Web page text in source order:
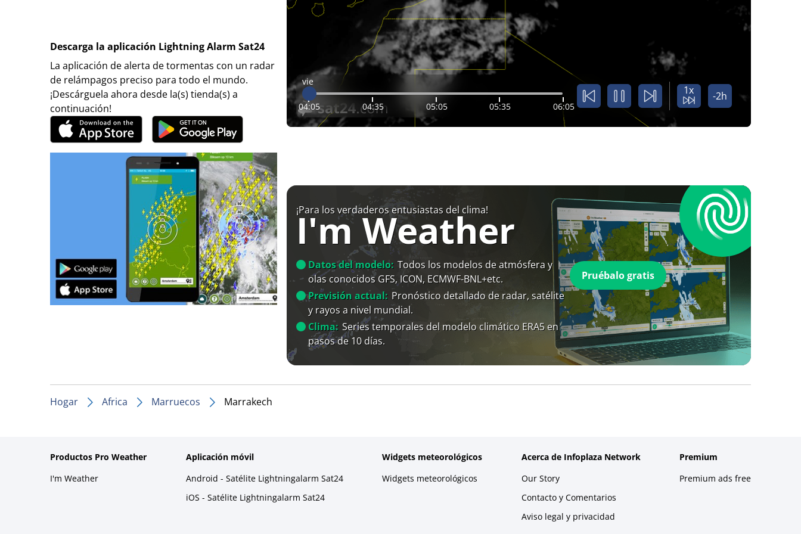
Descarga la aplicación Lightning Alarm Sat24
La aplicación de alerta de tormentas con un radar
de relámpagos preciso para todo el mundo.
¡Descárguela ahora desde la(s) tienda(s) a
continuación!
vie
04:05 04:35 05:05 05:35 06:05
1x -2h
¡Para los verdaderos entusiastas del clima!
I'm Weather
Datos del modelo: Todos los modelos de atmósfera y
olas conocidos GFS, ICON, ECMWF-BNL+etc.
Previsión actual: Pronóstico detallado de radar, satélite
y rayos a nivel mundial.
Clima: Series temporales del modelo climático ERA5 en
pasos de 10 días.
Pruébalo gratis
Hogar Africa Marruecos Marrakech
Productos Pro Weather
I'm Weather
Aplicación móvil
Android - Satélite Lightningalarm Sat24
iOS - Satélite Lightningalarm Sat24
Widgets meteorológicos
Widgets meteorológicos
Acerca de Infoplaza Network
Our Story
Contacto y Comentarios
Aviso legal y privacidad
Premium
Premium ads free